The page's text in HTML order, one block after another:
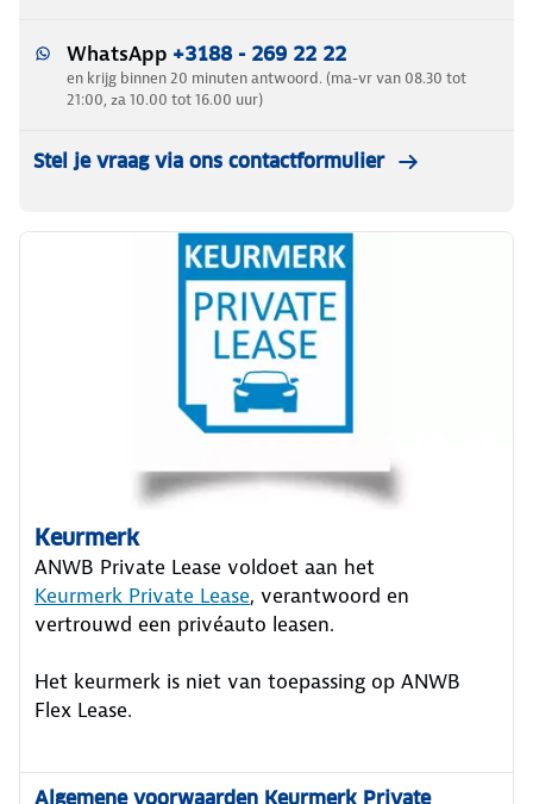
WhatsApp +3188 - 269 22 22
en krijg binnen 20 minuten antwoord. (ma-vr van 08.30 tot
21:00, za 10.00 tot 16.00 uur)
Stel je vraag via ons contactformulier
Keurmerk
ANWB Private Lease voldoet aan het
Keurmerk Private Lease, verantwoord en
vertrouwd een privéauto leasen.
Het keurmerk is niet van toepassing op ANWB
Flex Lease.
Algemene voorwaarden Keurmerk Private